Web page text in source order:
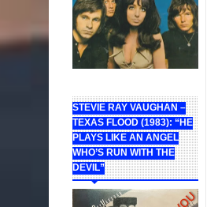
STEVIE RAY VAUGHAN –
TEXAS FLOOD (1983): “HE
PLAYS LIKE AN ANGEL
WHO’S RUN WITH THE
DEVIL”